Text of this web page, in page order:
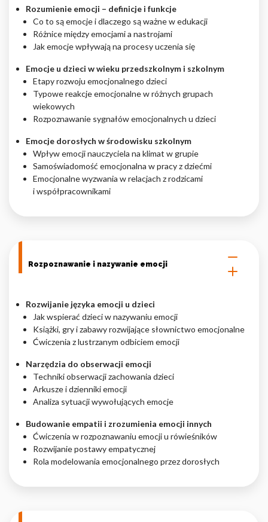
Rozumienie emocji – definicje i funkcje
Co to są emocje i dlaczego są ważne w edukacji
Różnice między emocjami a nastrojami
Jak emocje wpływają na procesy uczenia się
Emocje u dzieci w wieku przedszkolnym i szkolnym
Etapy rozwoju emocjonalnego dzieci
Typowe reakcje emocjonalne w różnych grupach
wiekowych
Rozpoznawanie sygnałów emocjonalnych u dzieci
Emocje dorosłych w środowisku szkolnym
Wpływ emocji nauczyciela na klimat w grupie
Samoświadomość emocjonalna w pracy z dziećmi
Emocjonalne wyzwania w relacjach z rodzicami
i współpracownikami
Rozpoznawanie i nazywanie emocji
Rozwijanie języka emocji u dzieci
Jak wspierać dzieci w nazywaniu emocji
Książki, gry i zabawy rozwijające słownictwo emocjonalne
Ćwiczenia z lustrzanym odbiciem emocji
Narzędzia do obserwacji emocji
Techniki obserwacji zachowania dzieci
Arkusze i dzienniki emocji
Analiza sytuacji wywołujących emocje
Budowanie empatii i zrozumienia emocji innych
Ćwiczenia w rozpoznawaniu emocji u rówieśników
Rozwijanie postawy empatycznej
Rola modelowania emocjonalnego przez dorosłych
Nieklasyfikowane pliki cookie, to pliki, które są w procesie
klasyfikowania, wraz z dostawcami poszczególnych ciasteczek.
Odrzuć
Zapisz moje preferencje
Akceptuj wszystko